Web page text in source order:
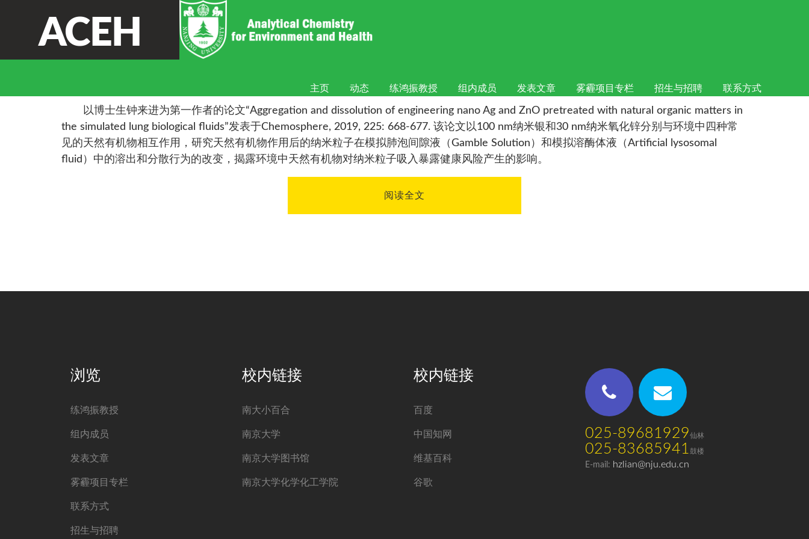
ACEH
主页 动态 练鸿振教授 组内成员 发表文章 雾霾项目专栏 招生与招聘 联系方式
祝贺钟来进的论文在Chemosphere上发表
以博士生钟来进为第一作者的论文“Aggregation and dissolution of engineering nano Ag and ZnO pretreated with natural organic matters in
the simulated lung biological fluids”发表于Chemosphere, 2019, 225: 668-677. 该论文以100 nm纳米银和30 nm纳米氧化锌分别与环境中四种常
见的天然有机物相互作用，研究天然有机物作用后的纳米粒子在模拟肺泡间隙液（Gamble Solution）和模拟溶酶体液（Artificial lysosomal
fluid）中的溶出和分散行为的改变，揭露环境中天然有机物对纳米粒子吸入暴露健康风险产生的影响。
阅读全文
浏览
练鸿振教授
组内成员
发表文章
雾霾项目专栏
联系方式
招生与招聘
校内链接
南大小百合
南京大学
南京大学图书馆
南京大学化学化工学院
校内链接
百度
中国知网
维基百科
谷歌
025-89681929仙林
025-83685941 鼓楼
E-mail: hzlian@nju.edu.cn